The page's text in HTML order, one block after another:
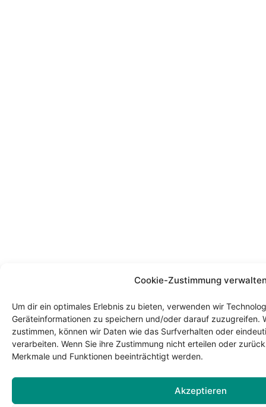
Cookie-Zustimmung
Um dir ein optimales Erlebnis zu bieten, verwenden wir
Geräteinformationen zu speichern und/oder darauf zuzugreifen.
zustimmen, können wir Daten wie das Surfverhalten oder
verarbeiten. Wenn Sie ihre Zustimmung nicht erteilen oder
Merkmale und Funktionen beeinträchtigt werden.
Akzeptieren